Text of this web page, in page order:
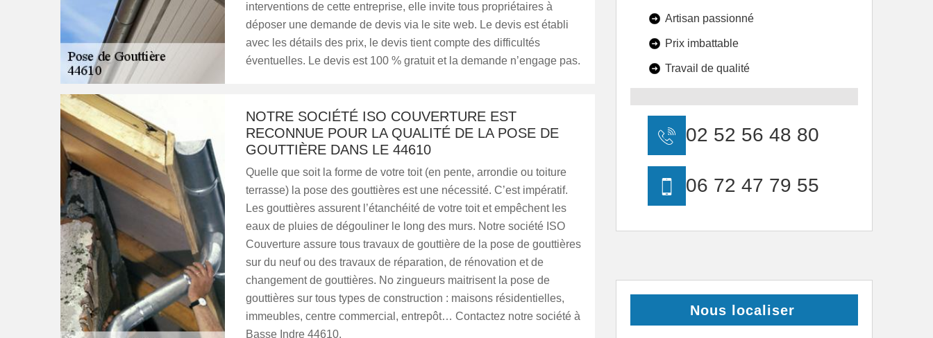
interventions de cette entreprise, elle invite tous propriétaires à
déposer une demande de devis via le site web. Le devis est établi
avec les détails des prix, le devis tient compte des difficultés
éventuelles. Le devis est 100 % gratuit et la demande n’engage pas.
NOTRE SOCIÉTÉ ISO COUVERTURE EST
RECONNUE POUR LA QUALITÉ DE LA POSE DE
GOUTTIÈRE DANS LE 44610
Quelle que soit la forme de votre toit (en pente, arrondie ou toiture
terrasse) la pose des gouttières est une nécessité. C’est impératif.
Les gouttières assurent l’étanchéité de votre toit et empêchent les
eaux de pluies de dégouliner le long des murs. Notre société ISO
Couverture assure tous travaux de gouttière de la pose de gouttières
sur du neuf ou des travaux de réparation, de rénovation et de
changement de gouttières. No zingueurs maitrisent la pose de
gouttières sur tous types de construction : maisons résidentielles,
immeubles, centre commercial, entrepôt… Contactez notre société à
Basse Indre 44610.
Artisan passionné
Prix imbattable
Travail de qualité
02 52 56 48 80
06 72 47 79 55
Nous localiser